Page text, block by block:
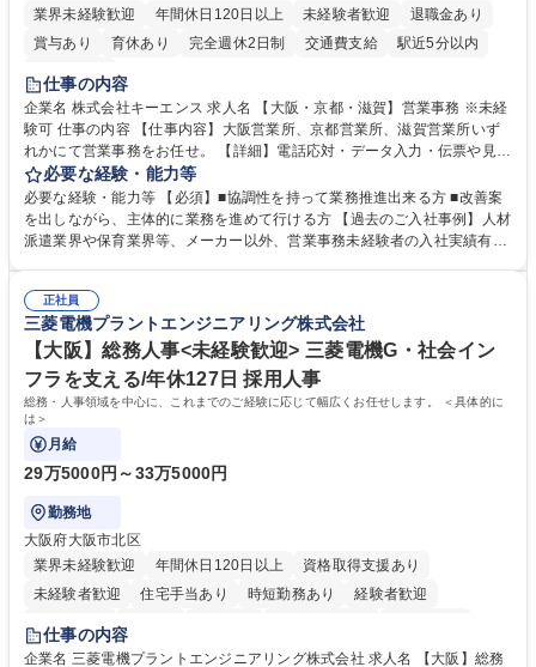
業界未経験歓迎
年間休日120日以上 未経験者歓迎
退職金あり
賞与あり
育休あり 完全週休2日制 交通費支給
駅近5分以内
土日祝休み
仕事の内容
企業名 株式会社キーエンス 求人名 【大阪・京都・滋賀】営業事務 ※未経
験可 仕事の内容 【仕事内容】大阪営業所、京都営業所、滋賀営業所いず
れかにて営業事務をお任せ。 【詳細】電話応対・データ入力・伝票や見積
の作成・カタログ送付・来客対応・営業所内で発生する事務業務や業務改
善をお任せ。 【教育制度】ご入社後、育成担当とペアになりながらOJTに
て業務を覚えていただくことが可能です。業務システムがきちんと構築さ
れているため、スムーズに仕事に慣れることができる環境です。また、
募集職種 【大阪・京都・滋賀】営業事務 ※未経験可
必要な経験・能力等
必要な経験・能力等 【必須】■協調性を持って業務推進出来る方 ■改善案
を出しながら、主体的に業務を進めて行ける方 【過去のご入社事例】人材
派遣業界や保育業界等、メーカー以外、営業事務未経験者の入社実績有
えて、お客様や社員の状況に合わせ、能動的なサポート、改善の動きも期
待され。組織を支えるスペシャリストとして、チームに貢献し、結果的に
社員から頼られる存在になることができます。平均19:30の退勤以降の業
務の持ち帰りも禁止されており、メリハリのある働き方となります。 学
歴・資格 学歴：大学院 大学 高専 短大 語学力： 資格：
正社員
三菱電機プラントエンジニアリング株式会社
【大阪】総務人事<未経験歓迎> 三菱電機G・社会イン
フラを支える/年休127日 採用人事
総務・人事領域を中心に、これまでのご経験に応じて幅広くお任せします。 ＜具体的に
は＞
月給
29万5000円～33万5000円
勤務地
大阪府大阪市北区
業界未経験歓迎
年間休日120日以上
資格取得支援あり
未経験者歓迎
住宅手当あり 時短勤務あり
経験者歓迎
退職金あり
駅近5分以内
土日祝休み 服装自由 寮・社宅あり 食事補助あり
仕事の内容
企業名 三菱電機プラントエンジニアリング株式会社 求人名 【大阪】総務